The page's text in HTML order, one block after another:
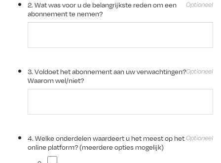
2. Wat was voor u de belangrijkste reden om een
abonnement te nemen?
3. Voldoet het abonnement aan uw verwachtingen?
Waarom wel/niet?
4. Welke onderdelen waardeert u het meest op het
online platform? (meerdere opties mogelijk)